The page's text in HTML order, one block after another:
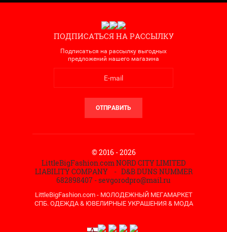
ПОДПИСАТЬСЯ НА РАССЫЛКУ
Подписаться на рассылку выгодных
предложений нашего магазина
ОТПРАВИТЬ
© 2016 - 2026
LittleBigFashion.com NORD CITY LIMITED
LIABILITY COMPANY - D&B DUNS NUMMER
682898407 - sevgorodpro@mail.ru
LittleBigFashion.com - МОЛОДЕЖНЫЙ МЕГАМАРКЕТ
СПБ. ОДЕЖДА & ЮВЕЛИРНЫЕ УКРАШЕНИЯ & МОДА